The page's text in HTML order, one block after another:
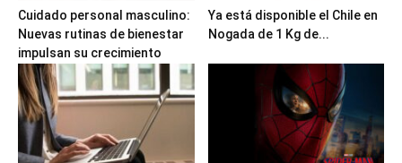
Cuidado personal masculino:
Nuevas rutinas de bienestar
impulsan su crecimiento
Ya está disponible el Chile en
Nogada de 1 Kg de...